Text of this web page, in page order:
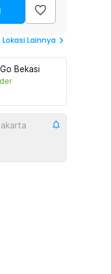
Lokasi Lainnya
Bekasi